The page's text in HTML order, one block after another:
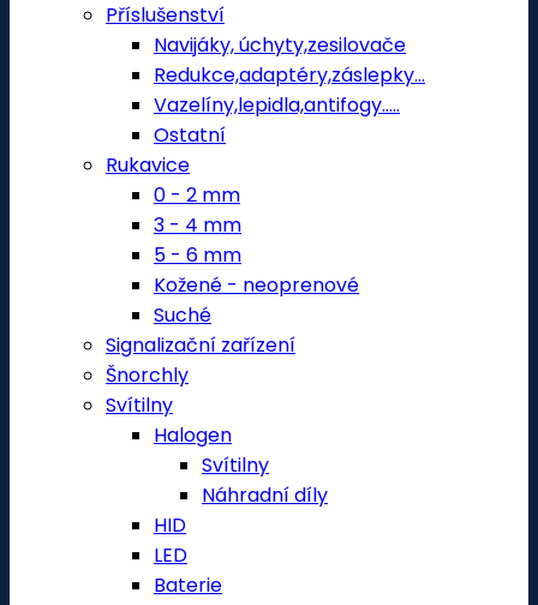
Příslušenství
Navijáky, úchyty,zesilovače
Redukce,adaptéry,záslepky...
Vazelíny,lepidla,antifogy.....
Ostatní
Rukavice
0 - 2 mm
3 - 4 mm
5 - 6 mm
Kožené - neoprenové
Suché
Signalizační zařízení
Šnorchly
Svítilny
Halogen
Svítilny
Náhradní díly
HID
LED
Baterie